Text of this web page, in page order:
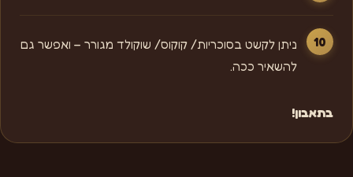
ניתן לקשט בסוכריות/ קוקוס/ שוקולד מגורר – ואפשר גם
להשאיר ככה.
בתאבון!